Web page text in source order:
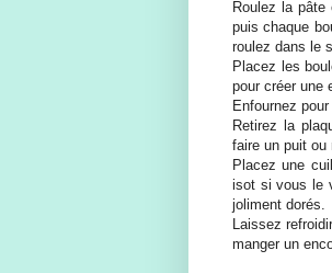
Roulez la pâte
puis chaque
roulez dans le
Placez les
pour créer une
Enfournez
Retirez la
faire un puit ou
Placez une
isot si vous le
joliment dorés.
Laissez
manger un